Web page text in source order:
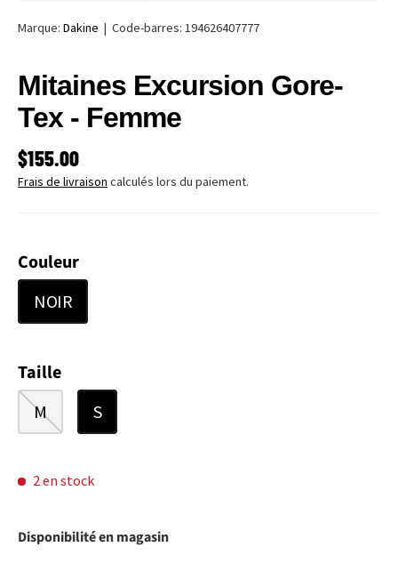
Marque: Dakine | Code-barres: 194626407777
Mitaines Excursion Gore-
Tex - Femme
PRIX HABITUEL
$155.00
Frais de livraison calculés lors du paiement.
Couleur
NOIR
Taille
M S
2 en stock
Disponibilité en magasin